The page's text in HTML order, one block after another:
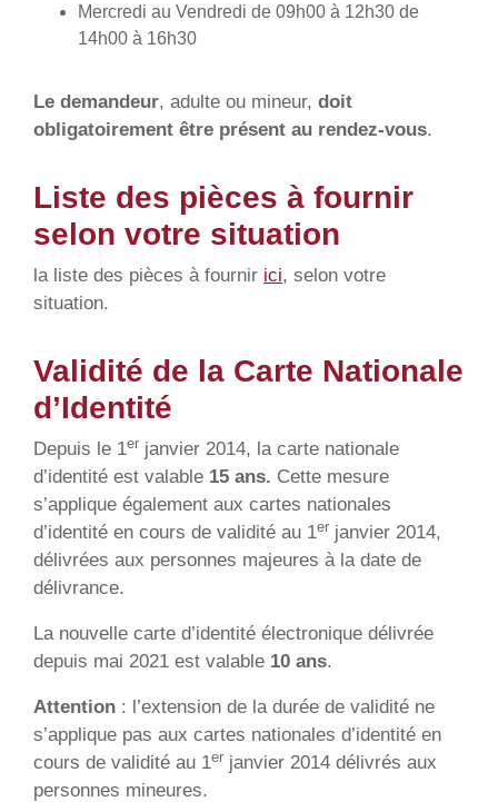
Mercredi au Vendredi de 09h00 à 12h30 de
14h00 à 16h30
Le demandeur, adulte ou mineur, doit
obligatoirement être présent au rendez-vous.
Liste des pièces à fournir
selon votre situation
la liste des pièces à fournir ici, selon votre
situation.
Validité de la Carte Nationale
d’Identité
Depuis le 1er janvier 2014, la carte nationale
d’identité est valable 15 ans. Cette mesure
s’applique également aux cartes nationales
d’identité en cours de validité au 1er janvier 2014,
délivrées aux personnes majeures à la date de
délivrance.
La nouvelle carte d’identité électronique délivrée
depuis mai 2021 est valable 10 ans.
Attention : l’extension de la durée de validité ne
s’applique pas aux cartes nationales d’identité en
cours de validité au 1er janvier 2014 délivrés aux
personnes mineures.